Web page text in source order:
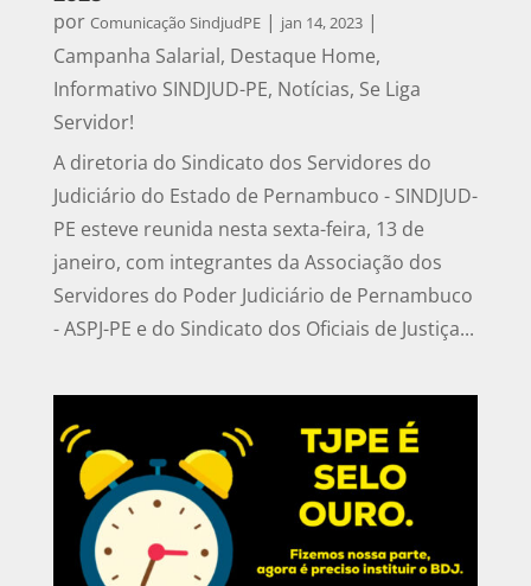
por Comunicação SindjudPE| jan 14, 2023|
Campanha Salarial, Destaque Home,
Informativo SINDJUD-PE, Notícias, Se Liga
Servidor!
A diretoria do Sindicato dos Servidores do
Judiciário do Estado de Pernambuco - SINDJUD-
PE esteve reunida nesta sexta-feira, 13 de
janeiro, com integrantes da Associação dos
Servidores do Poder Judiciário de Pernambuco
- ASPJ-PE e do Sindicato dos Oficiais de Justiça...